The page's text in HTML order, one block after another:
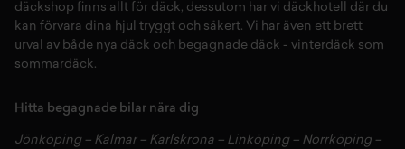
däckshop finns allt för däck, dessutom har vi däckhotell där du
kan förvara dina hjul tryggt och säkert. Vi har även ett brett
urval av både nya däck och begagnade däck - vinterdäck som
sommardäck.
Hitta begagnade bilar nära dig
Jönköping– Kalmar – Karlskrona – Linköping– Norrköping–